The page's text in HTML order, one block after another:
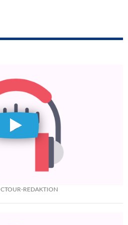
CTOUR-REDAKTION